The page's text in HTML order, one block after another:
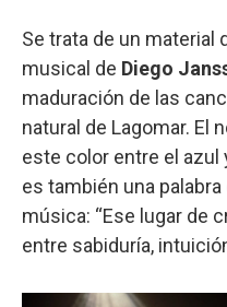
Se trata de un material
musical de Diego
maduración de las
natural de Lagomar. El
este color entre el azul
es también una
música: “Ese lugar de
entre sabiduría,